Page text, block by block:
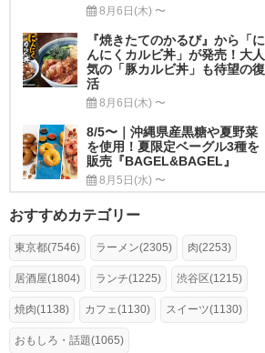
8月6日(木) 〜
『焼きたてのかるび』から「に
んにくカルビ丼」が発売！大人
気の「豚カルビ丼」も待望の復
活
8月6日(木) 〜
8/5〜｜沖縄県産黒糖や夏野菜
を使用！夏限定ベーグル3種を
販売『BAGEL&BAGEL』
8月5日(水) 〜
おすすめカテゴリー
東京都(7546) ラーメン(2305) 肉(2253)
居酒屋(1804) ランチ(1225) 渋谷区(1215)
焼肉(1138) カフェ(1130) スイーツ(1130)
おもしろ・話題(1065)